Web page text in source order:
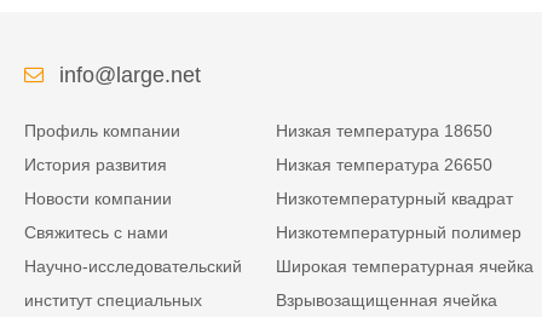
info@large.net
Профиль компании
История развития
Новости компании
Свяжитесь с нами
Научно-исследовательский
институт специальных
Низкая температура 18650
Низкая температура 26650
Низкотемпературный квадрат
Низкотемпературный полимер
Широкая температурная ячейка
Взрывозащищенная ячейка